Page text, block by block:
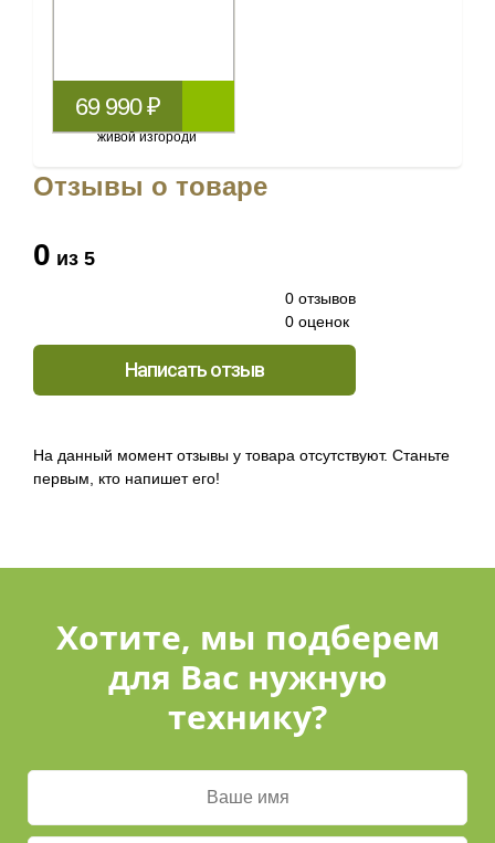
69 990 ₽
Отзывы о товаре
0 из 5
0 отзывов
0 оценок
Написать отзыв
На данный момент отзывы у товара отсутствуют. Станьте
первым, кто напишет его!
Хотите, мы подберем
для Вас нужную
технику?